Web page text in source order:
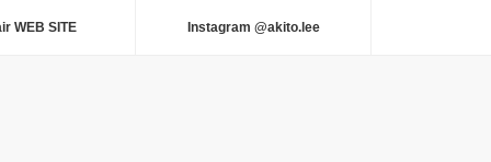
WEB SITE Instagram @akito.lee